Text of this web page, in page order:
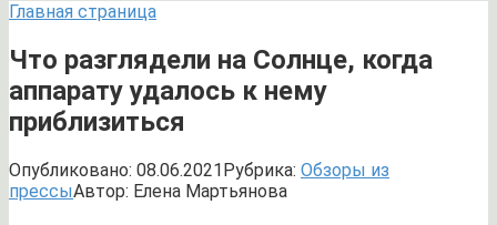
Главная страница
Что разглядели на Солнце, когда
аппарату удалось к нему
приблизиться
Опубликовано: 08.06.2021Рубрика: Обзоры из
прессыАвтор: Елена Мартьянова